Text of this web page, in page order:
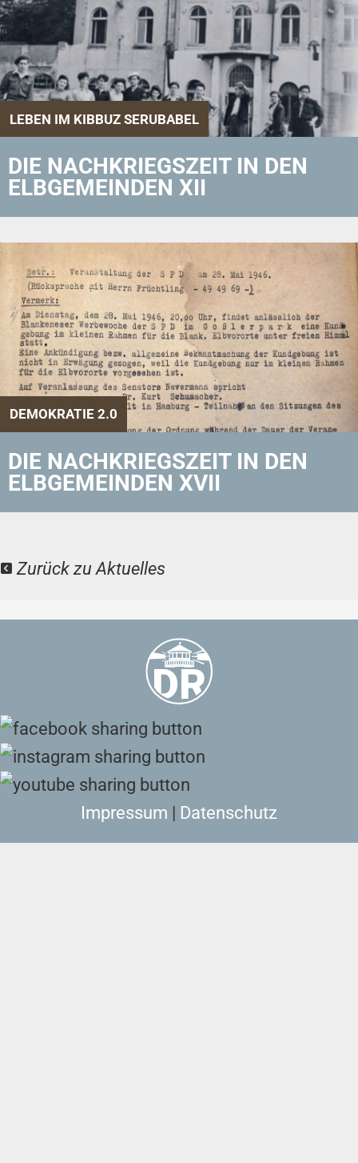
LEBEN IM KIBBUZ SERUBABEL
DIE NACHKRIEGSZEIT IN DEN
ELBGEMEINDEN XII
DEMOKRATIE 2.0
DIE NACHKRIEGSZEIT IN DEN
ELBGEMEINDEN XVII
Zurück zu Aktuelles
Impressum Datenschutz